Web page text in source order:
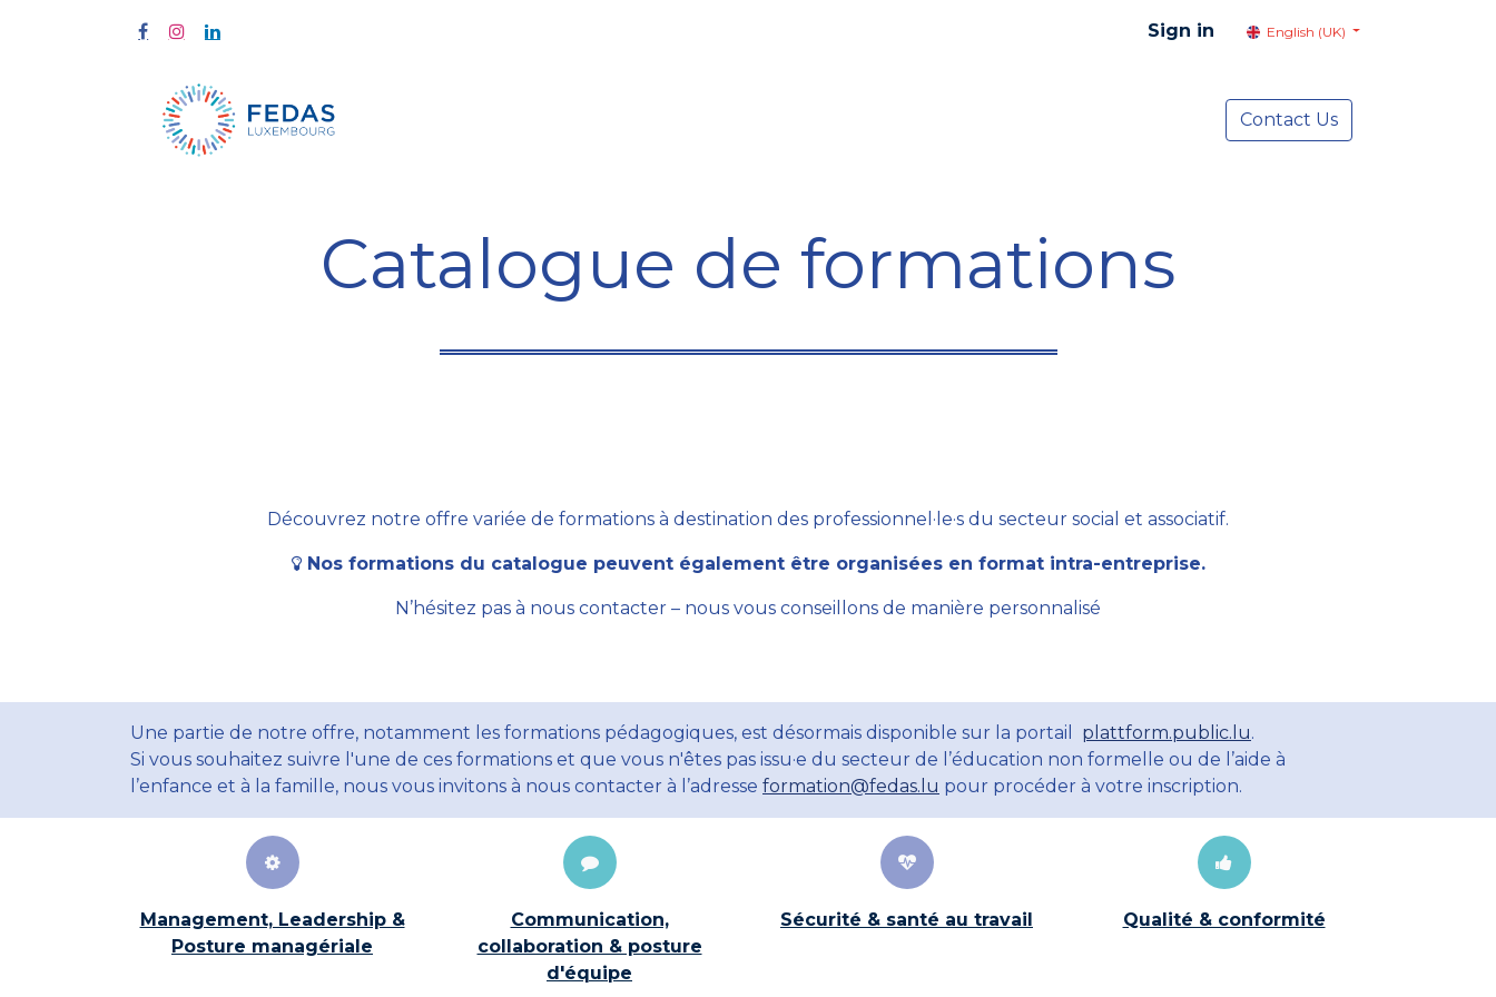
Sign in English (UK)
Social Advocacy Services
Contact Us
Catalogue de formations
Découvrez notre offre variée de formations à destination des professionnel·le·s du secteur social et associatif.
Nos formations du catalogue peuvent également être organisées en format intra-entreprise.
N’hésitez pas à nous contacter – nous vous conseillons de manière personnalisé
Une partie de notre offre, notamment les formations pédagogiques, est désormais disponible sur la portail plattform.public.lu.
Si vous souhaitez suivre l'une de ces formations et que vous n'êtes pas issu·e du secteur de l’éducation non formelle ou de l’aide à
l’enfance et à la famille, nous vous invitons à nous contacter à l’adresse formation@fedas.lu pour procéder à votre inscription.
Management, Leadership &
Posture managériale
Communication,
collaboration & posture
d'équipe
Sécurité & santé au travail Qualité & conformité